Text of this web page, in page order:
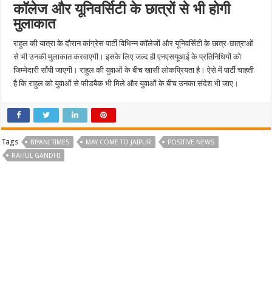
कॉलेज और यूनिवर्सिटी के छात्रों से भी होगी
मुलाकात
राहुल की यात्रा के दौरान कांग्रेस पार्टी विभिन्न कॉलेजों और यूनिवर्सिटी के छात्र-छात्राओं
से भी उनकी मुलाकात करवाएगी। इसके लिए जल्द ही एनएसयूआई के प्रतिनिधियों को
जिम्मेदारी सौंपी जाएगी। राहुल की युवाओं के बीच खासी लोकप्रियता है। ऐसे में पार्टी चाहती
है कि राहुल को युवाओं से फीडबैक भी मिले और युवाओं के बीच उनका संदेश भी जाए।
Tags BIYANI TIMES MAY COME TO JAIPUR
POSITIVE NEWS
RAHUL GANDHI